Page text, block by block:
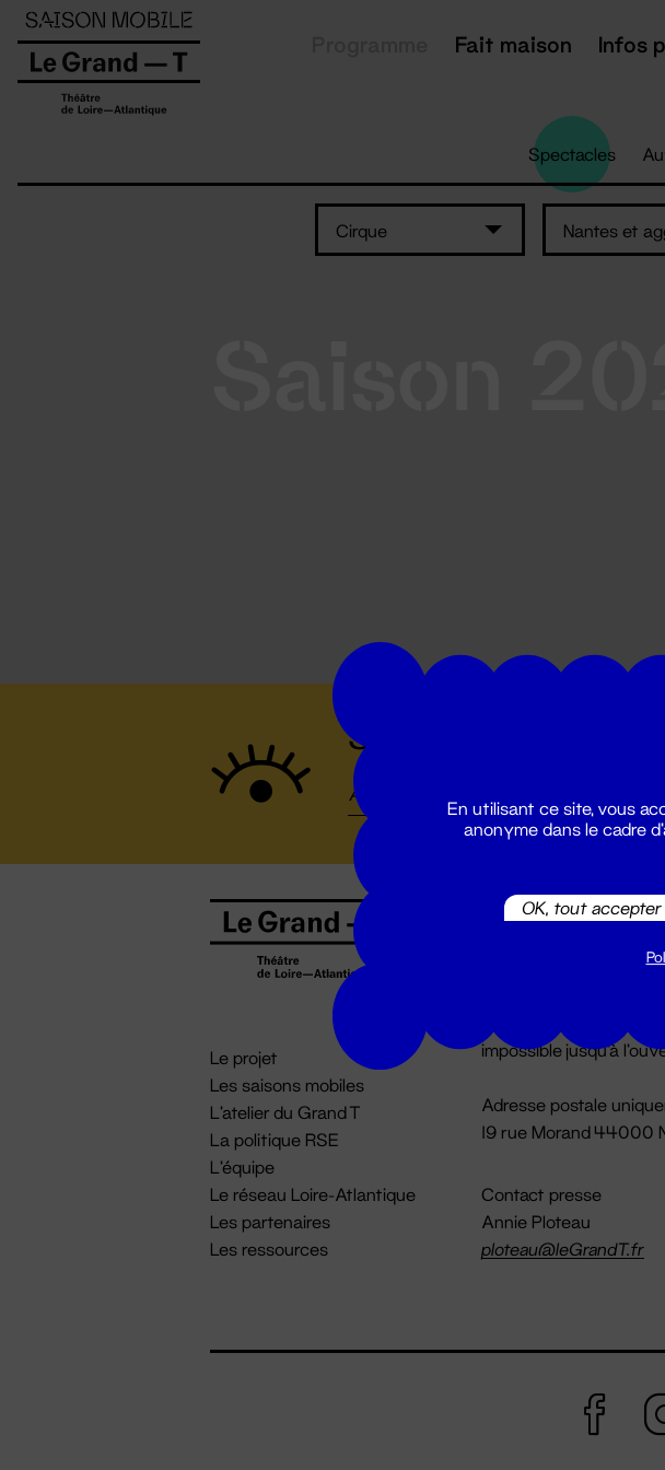
Fait maison Infos
Spectacles
Cirque Nantes et
Suivez toutes les
Le projet
Les saisons mobiles
L'atelier du Grand T
La politique RSE
L'équipe
Le réseau Loire-Atlantique
Les partenaires
Les ressources
Billetterie
billetterie@leGrandT.fr
impossible jusqu'à
Adresse postale
19 rue Morand 44000
Contact presse
Annie Ploteau
ploteau@leGrandT.fr
Panneau de gestion des cookies
En utilisant ce site, vous
anonyme dans le cadre
OK, tout accepter